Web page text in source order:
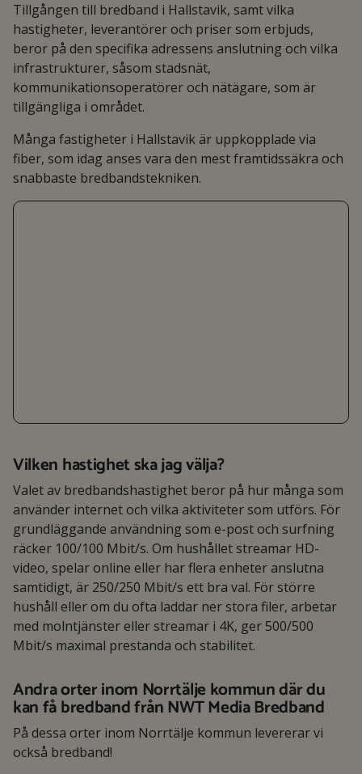
Tillgången till bredband i Hallstavik, samt vilka
hastigheter, leverantörer och priser som erbjuds,
beror på den specifika adressens anslutning och vilka
infrastrukturer, såsom stadsnät,
kommunikationsoperatörer och nätägare, som är
tillgängliga i området.
Många fastigheter i Hallstavik är uppkopplade via
fiber, som idag anses vara den mest framtidssäkra och
snabbaste bredbandstekniken.
Vilken hastighet ska jag välja?
Valet av bredbandshastighet beror på hur många som
använder internet och vilka aktiviteter som utförs. För
grundläggande användning som e-post och surfning
räcker 100/100 Mbit/s. Om hushållet streamar HD-
video, spelar online eller har flera enheter anslutna
samtidigt, är 250/250 Mbit/s ett bra val. För större
hushåll eller om du ofta laddar ner stora filer, arbetar
med molntjänster eller streamar i 4K, ger 500/500
Mbit/s maximal prestanda och stabilitet.
Andra orter inom Norrtälje kommun där du
kan få bredband från NWT Media Bredband
På dessa orter inom Norrtälje kommun levererar vi
också bredband!